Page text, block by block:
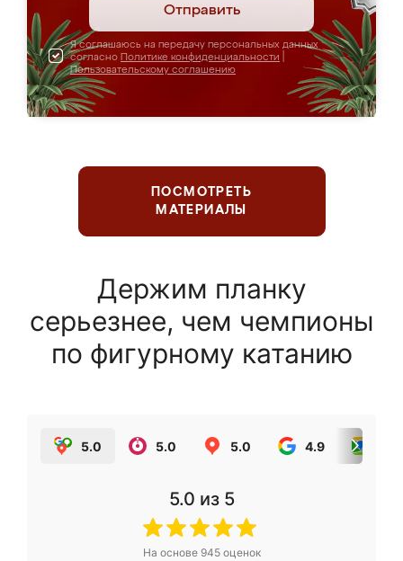
Отправить
Я соглашаюсь на передачу персональных данных
согласно Политике конфиденциальности
Пользовательскому соглашению
ПОСМОТРЕТЬ
МАТЕРИАЛЫ
Держим планку
серьезнее, чем чемпионы
по фигурному катанию
5.0 5.0 5.0 4.9
5.0 из 5
На основе 945оценок